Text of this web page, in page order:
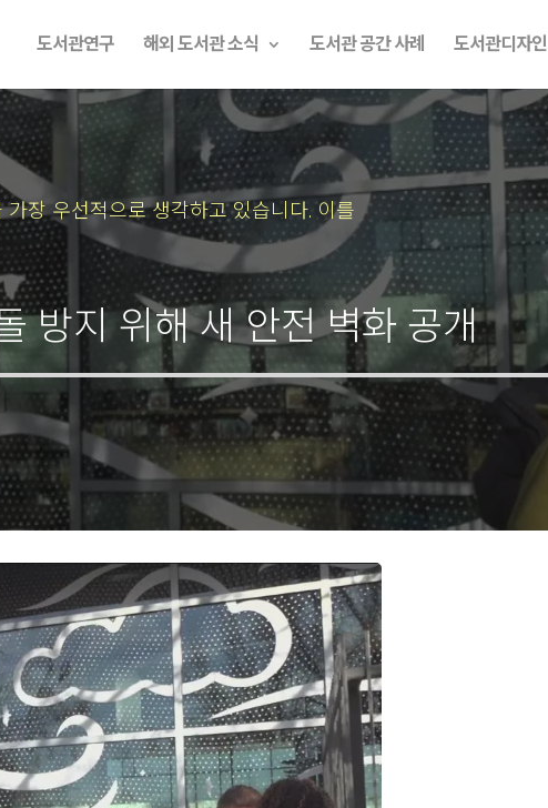
도서관연구 해외 도서관 소식 도서관 공간 사례 도서관디자인
가장 우선적으로 생각하고 있습니다.이를
방지 위해 새 안전 벽화 공개